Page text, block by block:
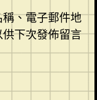
、電子郵件地
下次發佈留言